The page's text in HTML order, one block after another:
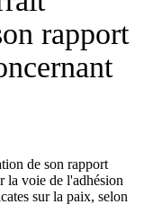
rapport
de son rapport
la voie de l'adhésion
sur la paix, selon